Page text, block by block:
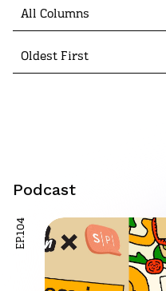
All Columns
Oldest First
Podcast
EP.104